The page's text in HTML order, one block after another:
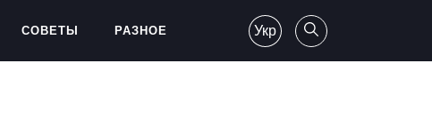
СОВЕТЫ РАЗНОЕ Укр